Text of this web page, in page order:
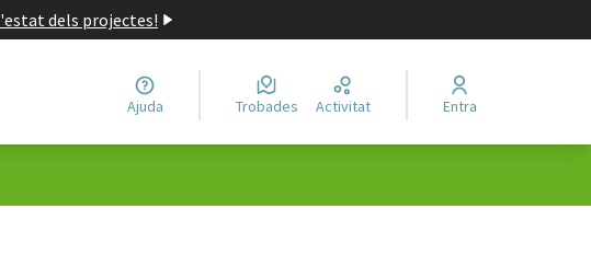
dels projectes!
Ajuda Trobades Activitat Entra